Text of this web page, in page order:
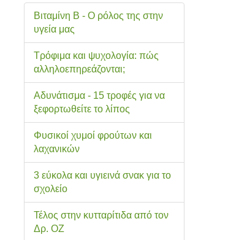
Βιταμίνη Β - Ο ρόλος της στην
υγεία μας
Τρόφιμα και ψυχολογία: πώς
αλληλοεπηρεάζονται;
Αδυνάτισμα - 15 τροφές για να
ξεφορτωθείτε το λίπος
Φυσικοί χυμοί φρούτων και
λαχανικών
3 εύκολα και υγιεινά σνακ για το
σχολείo
Τέλος στην κυτταρίτιδα από τον
Δρ. ΟΖ